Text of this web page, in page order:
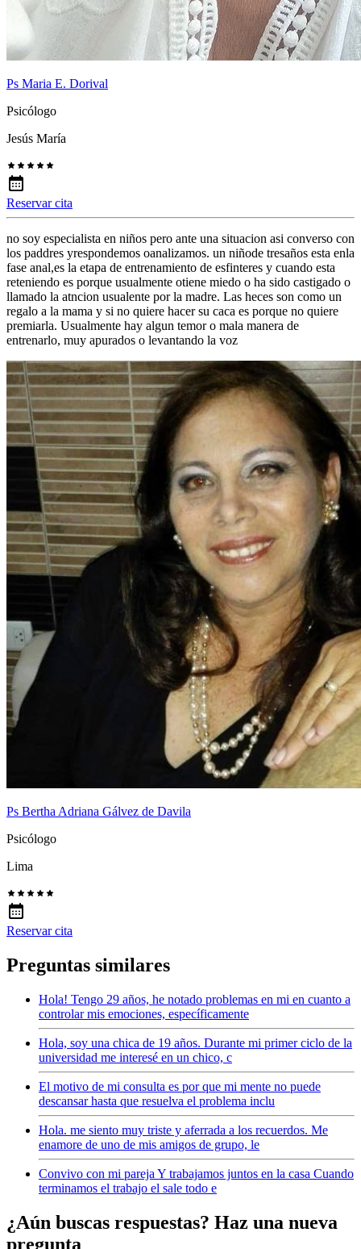
Ps Maria E. Dorival
Psicólogo
Jesús María
Reservar cita
no soy especialista en niños pero ante una situacion asi converso con
los paddres yrespondemos oanalizamos. un niñode tresaños esta enla
fase anal,es la etapa de entrenamiento de esfinteres y cuando esta
reteniendo es porque usualmente otiene miedo o ha sido castigado o
llamado la atncion usualente por la madre. Las heces son como un
regalo a la mama y si no quiere hacer su caca es porque no quiere
premiarla. Usualmente hay algun temor o mala manera de
entrenarlo, muy apurados o levantando la voz
Ps Bertha Adriana Gálvez de Davila
Psicólogo
Lima
Reservar cita
Preguntas similares
Hola! Tengo 29 años, he notado problemas en mi en cuanto a
controlar mis emociones, específicamente
Hola, soy una chica de 19 años. Durante mi primer ciclo de la
universidad me interesé en un chico, c
El motivo de mi consulta es por que mi mente no puede
descansar hasta que resuelva el problema inclu
Hola. me siento muy triste y aferrada a los recuerdos. Me
enamore de uno de mis amigos de grupo, le
Convivo con mi pareja Y trabajamos juntos en la casa Cuando
terminamos el trabajo el sale todo e
¿Aún buscas respuestas? Haz una nueva
pregunta